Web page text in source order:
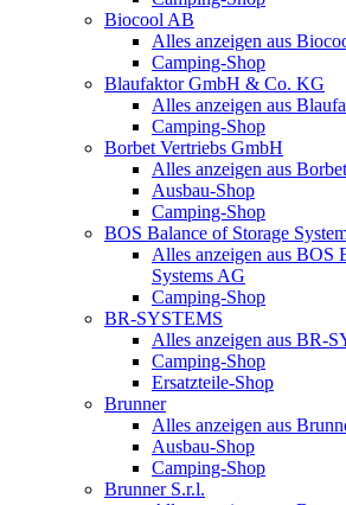
Biocool AB
Alles anzeigen aus
Camping-Shop
Blaufaktor GmbH & Co. KG
Alles anzeigen aus
Camping-Shop
Borbet Vertriebs GmbH
Alles anzeigen aus
Ausbau-Shop
Camping-Shop
BOS Balance of Storage
Alles anzeigen aus BOS
Systems AG
Camping-Shop
BR-SYSTEMS
Alles anzeigen aus BR-
Camping-Shop
Ersatzteile-Shop
Brunner
Alles anzeigen aus
Ausbau-Shop
Camping-Shop
Brunner S.r.l.